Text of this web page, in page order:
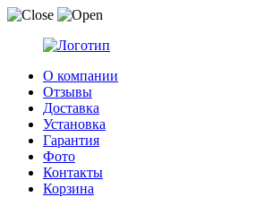
О компании
Отзывы
Доставка
Установка
Гарантия
Фото
Контакты
Корзина